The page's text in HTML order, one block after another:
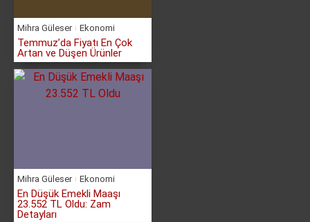
Mihra Güleser Ekonomi
Temmuz’da Fiyatı En Çok
Artan ve Düşen Ürünler
Mihra Güleser Ekonomi
En Düşük Emekli Maaşı
23.552 TL Oldu: Zam
Detayları